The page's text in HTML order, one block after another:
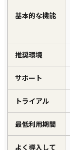
基本的な機能
推奨環境
サポート
トライアル
最低利用期間
よく導入して